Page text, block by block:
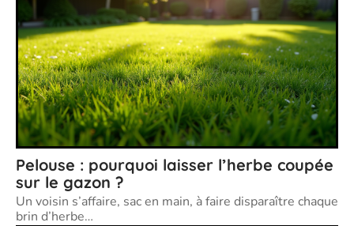
Pelouse : pourquoi laisser l’herbe coupée
sur le gazon ?
Un voisin s’affaire, sac en main, à faire disparaître chaque
brin d’herbe…